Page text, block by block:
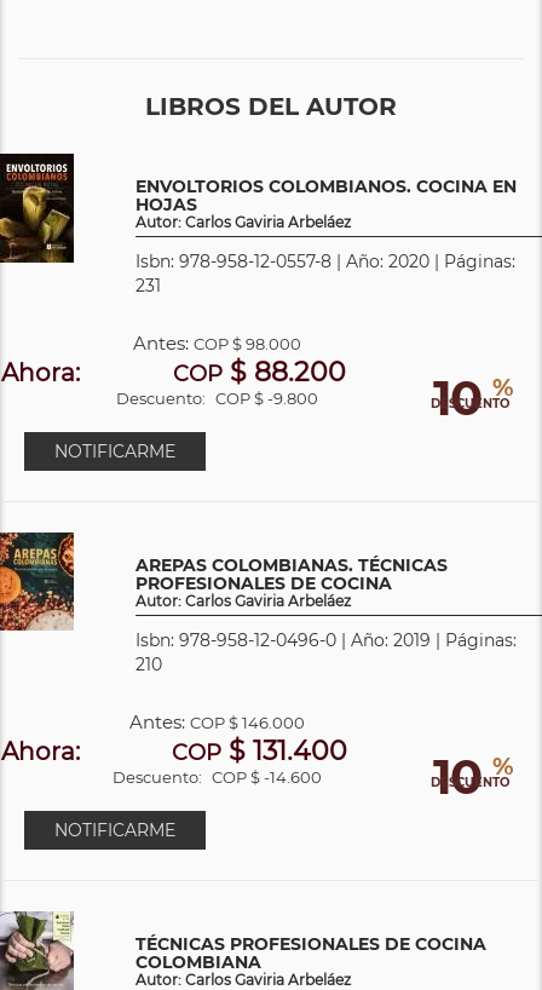
LIBROS DEL AUTOR
ENVOLTORIOS COLOMBIANOS. COCINA EN
HOJAS
Autor: Carlos Gaviria Arbeláez
Isbn: 978-958-12-0557-8 | Año: 2020 | Páginas:
231
10 %
DESCUENTO
Antes: COP$ 98.000
Ahora: COP$ 88.200
Descuento: COP $ -9.800
NOTIFICARME
AREPAS COLOMBIANAS. TÉCNICAS
PROFESIONALES DE COCINA
Autor: Carlos Gaviria Arbeláez
Isbn: 978-958-12-0496-0 | Año: 2019 | Páginas:
210
10 %
DESCUENTO
Antes: COP$ 146.000
Ahora: COP$ 131.400
Descuento: COP $ -14.600
NOTIFICARME
TÉCNICAS PROFESIONALES DE COCINA
COLOMBIANA
Autor: Carlos Gaviria Arbeláez